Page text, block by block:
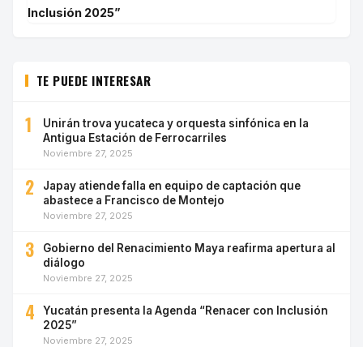
Inclusión 2025”
TE PUEDE INTERESAR
1
Unirán trova yucateca y orquesta sinfónica en la
Antigua Estación de Ferrocarriles
Noviembre 27, 2025
2
Japay atiende falla en equipo de captación que
abastece a Francisco de Montejo
Noviembre 27, 2025
3
Gobierno del Renacimiento Maya reafirma apertura al
diálogo
Noviembre 27, 2025
4
Yucatán presenta la Agenda “Renacer con Inclusión
2025”
Noviembre 27, 2025